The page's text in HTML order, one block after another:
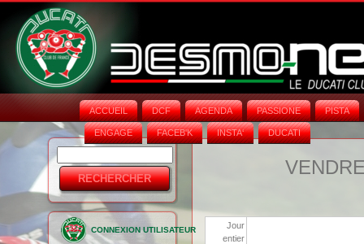
ACCUEIL DCF AGENDA PASSIONE PISTA
ENGAGE FACEB'K INSTA‘ DUCATI
Formulaire
de
recherche
CONNEXION UTILISATEUR
Jour
entier